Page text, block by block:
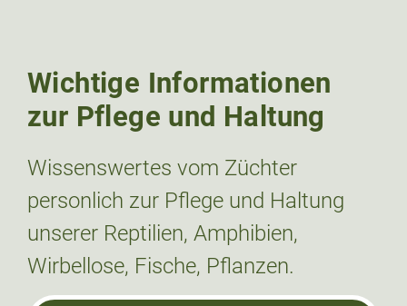
Wichtige Informationen
zur Pflege und Haltung
Wissenswertes vom Züchter
personlich zur Pflege und Haltung
unserer Reptilien, Amphibien,
Wirbellose, Fische, Pflanzen.